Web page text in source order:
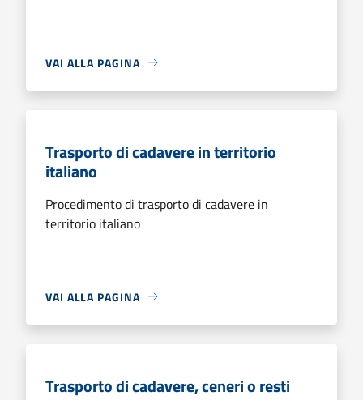
VAI ALLA PAGINA
Trasporto di cadavere in territorio
italiano
Procedimento di trasporto di cadavere in
territorio italiano
VAI ALLA PAGINA
Trasporto di cadavere, ceneri o resti